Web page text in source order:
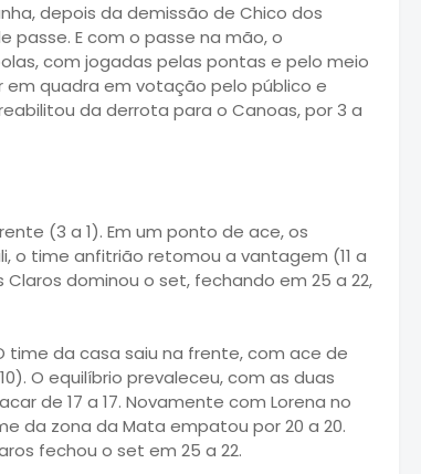
depois da demissão de Chico dos
passe. E com o passe na mão, o
com jogadas pelas pontas e pelo meio
em quadra em votação pelo público e
da derrota para o Canoas, por 3 a
(3 a 1). Em um ponto de ace, os
o time anfitrião retomou a vantagem (11 a
dominou o set, fechando em 25 a 22,
time da casa saiu na frente, com ace de
O equilíbrio prevaleceu, com as duas
de 17 a 17. Novamente com Lorena no
da zona da Mata empatou por 20 a 20.
fechou o set em 25 a 22.